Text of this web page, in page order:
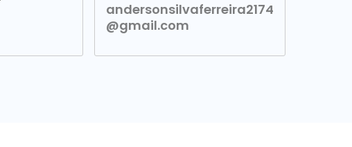
andersonsilvaferreira2174
@gmail.com